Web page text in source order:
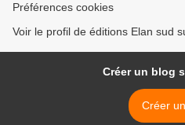
Préférences cookies
Voir le profil de éditions Elan sud
Créer un blog
Créer